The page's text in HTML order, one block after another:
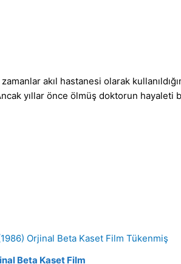
akıl hastanesi olarak
yıllar önce ölmüş doktorun hayaleti
Tükenmiş
Beta Kaset Film